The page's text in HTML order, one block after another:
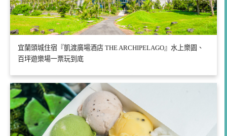
宜蘭頭城住宿『凱渡廣場酒店 THE ARCHIPELAGO』水上樂園、
百坪遊樂場一票玩到底